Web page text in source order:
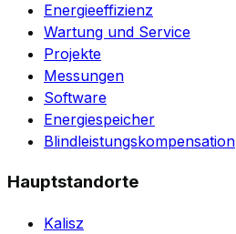
Energieeffizienz
Wartung und Service
Projekte
Messungen
Software
Energiespeicher
Blindleistungskompensation
Hauptstandorte
Kalisz